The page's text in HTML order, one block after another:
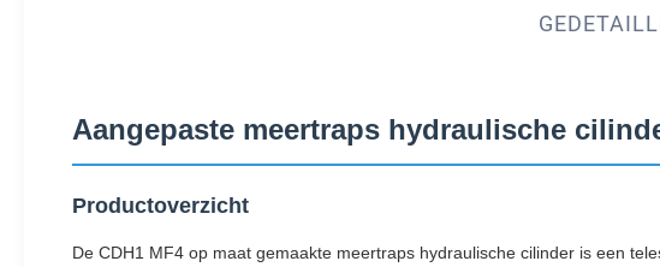
Aangepaste meertraps hydraulische
Productoverzicht
De CDH1 MF4 op maat gemaakte meertraps hydraulische cilinder is een